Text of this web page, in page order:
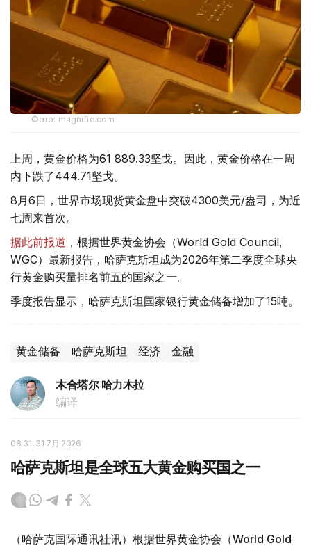
Фото: magnific.com
上周，黄金价格为61 889.33坚戈。因此，黄金价格在一周
内下跌了444.71坚戈。
8月6日，世界市场现货黄金盘中突破4300美元/盎司，为近
七周来首次。
据此前报道 ，根据世界黄金协会（World Gold Council,
WGC）最新报告，哈萨克斯坦成为2026年第二季度全球央
行黄金购买量排名前五的国家之一。
季度报告显示，哈萨克斯坦国家银行黄金储备增加了15吨。
黄金储备 哈萨克斯坦 经济 金融
木合塔尔 哈力木拉
编译
08:31, 31 7月 2026
哈萨克斯坦是全球五大黄金购买国之一
（哈萨克国际通讯社讯）根据世界黄金协会（World Gold